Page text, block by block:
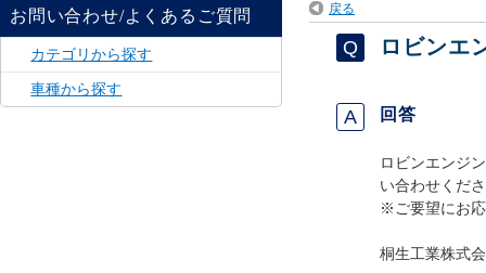
お問い合わせ/よくあるご質問
カテゴリから探す
車種から探す
戻る
ロビンエ
回答
ロビンエンジ
い合わせくだ
※ご要望にお
桐生工業株式